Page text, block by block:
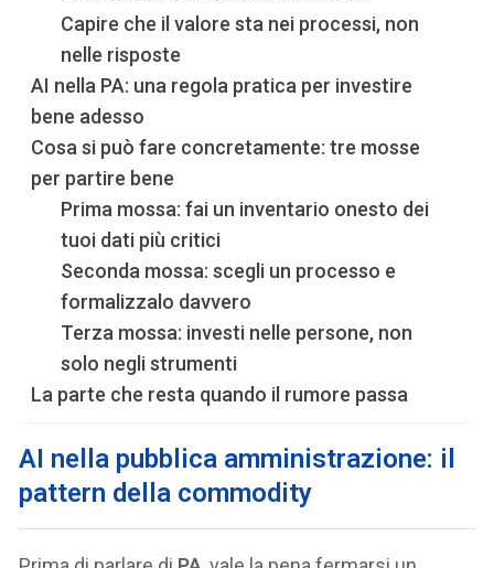
Capire che il valore sta nei processi, non
nelle risposte
AI nella PA: una regola pratica per investire
bene adesso
Cosa si può fare concretamente: tre mosse
per partire bene
Prima mossa: fai un inventario onesto dei
tuoi dati più critici
Seconda mossa: scegli un processo e
formalizzalo davvero
Terza mossa: investi nelle persone, non
solo negli strumenti
La parte che resta quando il rumore passa
AI nella pubblica amministrazione: il
pattern della commodity